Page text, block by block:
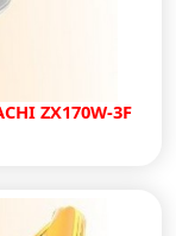
ZX170W-3F